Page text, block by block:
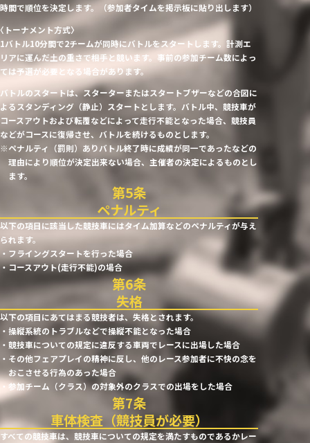
時間で順位を決定します。（参加者タイムを掲示板に貼り出します）
トーナメント方式〉
1バトル10分間で2チームが同時にバトルをスタートします。計測エ
リアに運んだ土の重さで相手と競います。事前の参加チーム数によっ
ては予選が必要となる場合があります。
バトルのスタートは、スターターまたはスタートブザーなどの合図に
よるスタンディング（静止）スタートとします。バトル中、競技車が
コースアウトおよび転覆などによって走行不能となった場合、競技員
などがコースに復帰させ、バトルを続けるものとします。
※ペナルティ（罰則）ありバトル終了時に成績が同一であったなどの
理由により順位が決定出来ない場合、主催者の決定によるものとし
ます。
ペナルティ
以下の項目に該当した競技車にはタイム加算などのペナルティが与え
られます。
・フライングスタートを行った場合
・コースアウト(走行不能)の場合
失格
以下の項目にあてはまる競技者は、失格とされます。
・操縦系統のトラブルなどで操縦不能となった場合
・競技車についての規定に違反する車両でレースに出場した場合
・その他フェアプレイの精神に反し、他のレース参加者に不快の念を
おこさせる行為のあった場合
・参加チーム（クラス）の対象外のクラスでの出場をした場合
車体検査（競技員が必要）
すべての競技車は、競技車についての規定を満たすものであるかレー